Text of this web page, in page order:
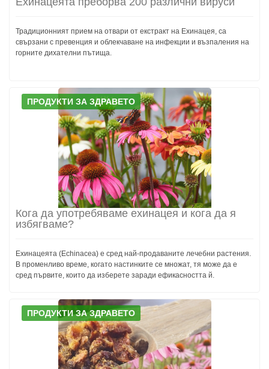
Традиционният прием на отвари от екстракт на Ехинацея, са
свързани с превенция и облекчаване на инфекции и възпаления на
горните дихателни пътища.
ПРОДУКТИ ЗА ЗДРАВЕТО
Кога да употребяваме ехинацея и кога да я
избягваме?
Ехинацеята (Echinacea) е сред най-продаваните лечебни растения.
В променливо време, когато настинките се множат, тя може да е
сред първите, които да изберете заради ефикасността й.
ПРОДУКТИ ЗА ЗДРАВЕТО